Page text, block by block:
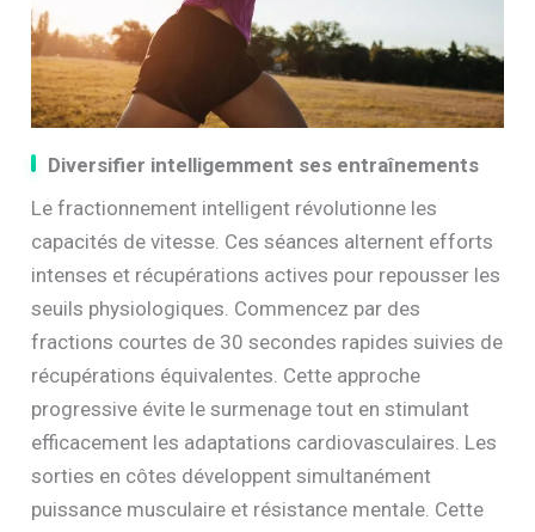
Diversifier intelligemment ses entraînements
Le fractionnement intelligent révolutionne les
capacités de vitesse. Ces séances alternent efforts
intenses et récupérations actives pour repousser les
seuils physiologiques. Commencez par des
fractions courtes de 30 secondes rapides suivies de
récupérations équivalentes. Cette approche
progressive évite le surmenage tout en stimulant
efficacement les adaptations cardiovasculaires. Les
sorties en côtes développent simultanément
puissance musculaire et résistance mentale. Cette